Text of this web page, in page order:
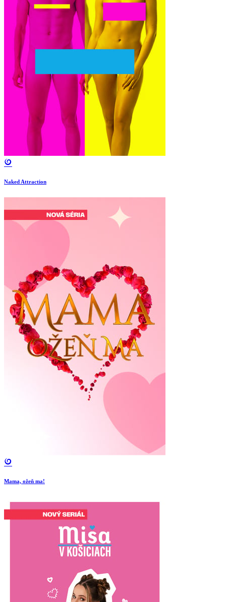
Naked Attraction
Mama, ožeň ma!